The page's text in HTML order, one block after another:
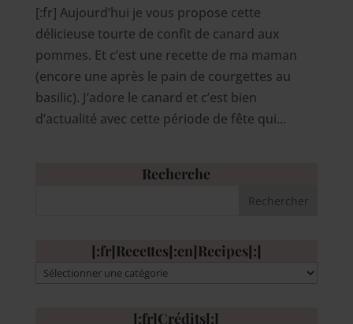
[:fr] Aujourd’hui je vous propose cette
délicieuse tourte de confit de canard aux
pommes. Et c’est une recette de ma maman
(encore une après le pain de courgettes au
basilic). J’adore le canard et c’est bien
d’actualité avec cette période de fête qui...
Recherche
[:fr]Recettes[:en]Recipes[:]
[:fr]Recettes[:en]Recipes[:]
[:fr]Crédits[:]